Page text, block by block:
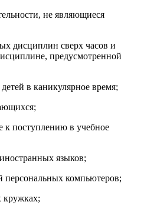
не являющиеся
дисциплин сверх часов и
предусмотренной
в каникулярное время;
к поступлению в учебное
языков;
персональных компьютеров;
кружках;